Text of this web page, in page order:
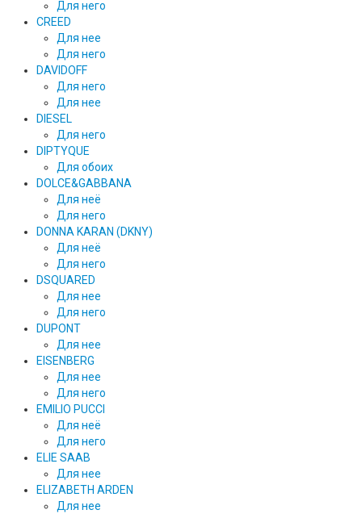
Для него
CREED
Для нее
Для него
DAVIDOFF
Для него
Для нее
DIESEL
Для него
DIPTYQUE
Для обоих
DOLCE&GABBANA
Для неё
Для него
DONNA KARAN (DKNY)
Для неё
Для него
DSQUARED
Для нее
Для него
DUPONT
Для нее
EISENBERG
Для нее
Для него
EMILIO PUCCI
Для неё
Для него
ELIE SAAB
Для нее
ELIZABETH ARDEN
Для нее